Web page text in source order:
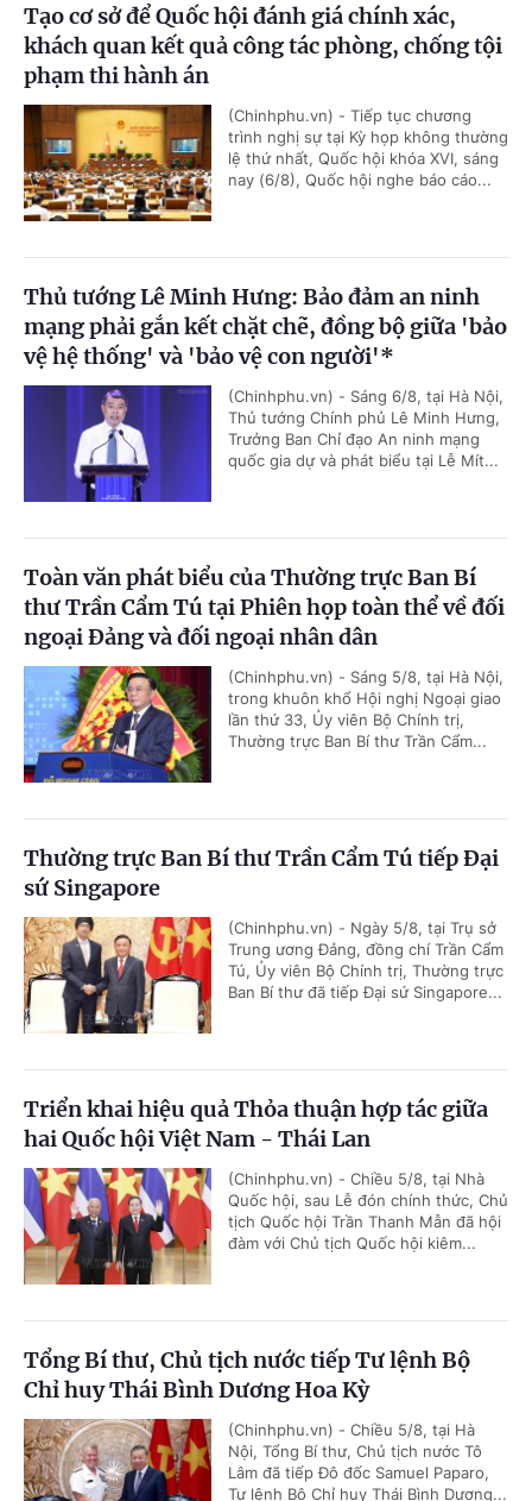
Tạo cơ sở để Quốc hội đánh giá chính xác,
khách quan kết quả công tác phòng, chống tội
phạm thi hành án
(Chinhphu.vn) - Tiếp tục chương
trình nghị sự tại Kỳ họp không thường
lệ thứ nhất, Quốc hội khóa XVI, sáng
nay (6/8), Quốc hội nghe báo cáo...
Thủ tướng Lê Minh Hưng: Bảo đảm an ninh
mạng phải gắn kết chặt chẽ, đồng bộ giữa 'bảo
vệ hệ thống' và 'bảo vệ con người'*
(Chinhphu.vn) - Sáng 6/8, tại Hà Nội,
Thủ tướng Chính phủ Lê Minh Hưng,
Trưởng Ban Chỉ đạo An ninh mạng
quốc gia dự và phát biểu tại Lễ Mít...
Toàn văn phát biểu của Thường trực Ban Bí
thư Trần Cẩm Tú tại Phiên họp toàn thể về đối
ngoại Đảng và đối ngoại nhân dân
(Chinhphu.vn) - Sáng 5/8, tại Hà Nội,
trong khuôn khổ Hội nghị Ngoại giao
lần thứ 33, Ủy viên Bộ Chính trị,
Thường trực Ban Bí thư Trần Cẩm...
Thường trực Ban Bí thư Trần Cẩm Tú tiếp Đại
sứ Singapore
(Chinhphu.vn) - Ngày 5/8, tại Trụ sở
Trung ương Đảng, đồng chí Trần Cẩm
Tú, Ủy viên Bộ Chính trị, Thường trực
Ban Bí thư đã tiếp Đại sứ Singapore...
Triển khai hiệu quả Thỏa thuận hợp tác giữa
hai Quốc hội Việt Nam - Thái Lan
(Chinhphu.vn) - Chiều 5/8, tại Nhà
Quốc hội, sau Lễ đón chính thức, Chủ
tịch Quốc hội Trần Thanh Mẫn đã hội
đàm với Chủ tịch Quốc hội kiêm...
Tổng Bí thư, Chủ tịch nước tiếp Tư lệnh Bộ
Chỉ huy Thái Bình Dương Hoa Kỳ
(Chinhphu.vn) - Chiều 5/8, tại Hà
Nội, Tổng Bí thư, Chủ tịch nước Tô
Lâm đã tiếp Đô đốc Samuel Paparo,
Tư lệnh Bộ Chỉ huy Thái Bình Dương...